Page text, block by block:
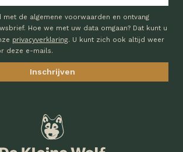
met de algemene voorwaarden en ontvang
Hoe we met uw data omgaan? Dat kunt u
privacyverklaring. U kunt zich ook altijd weer
deze e-mails.